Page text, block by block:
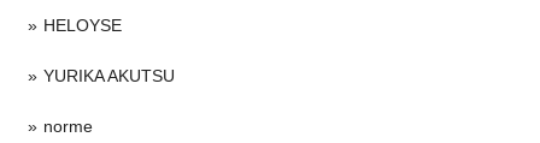
HELOYSE
YURIKA AKUTSU
norme